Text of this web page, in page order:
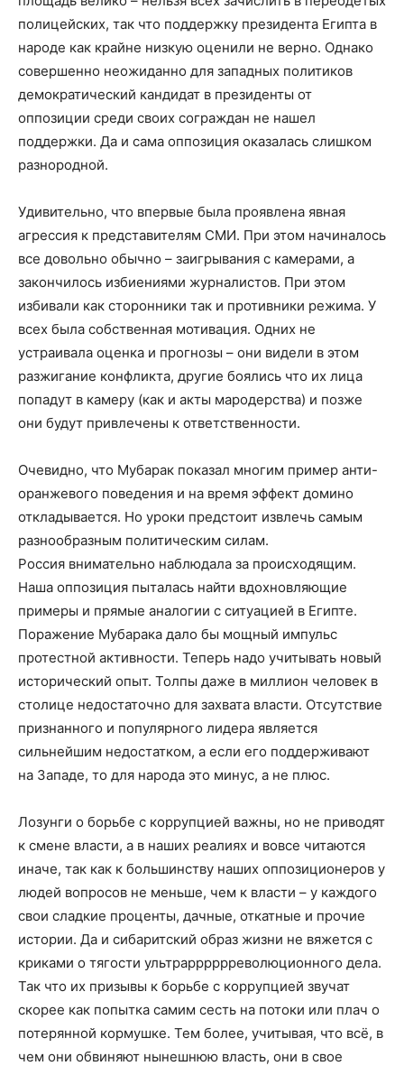
полицейских, так что поддержку президента Египта в
народе как крайне низкую оценили не верно. Однако
совершенно неожиданно для западных политиков
демократический кандидат в президенты от
оппозиции среди своих сограждан не нашел
поддержки. Да и сама оппозиция оказалась слишком
разнородной.
Удивительно, что впервые была проявлена явная
агрессия к представителям СМИ. При этом начиналось
все довольно обычно – заигрывания с камерами, а
закончилось избиениями журналистов. При этом
избивали как сторонники так и противники режима. У
всех была собственная мотивация. Одних не
устраивала оценка и прогнозы – они видели в этом
разжигание конфликта, другие боялись что их лица
попадут в камеру (как и акты мародерства) и позже
они будут привлечены к ответственности.
Очевидно, что Мубарак показал многим пример анти-
оранжевого поведения и на время эффект домино
откладывается. Но уроки предстоит извлечь самым
разнообразным политическим силам.
Россия внимательно наблюдала за происходящим.
Наша оппозиция пыталась найти вдохновляющие
примеры и прямые аналогии с ситуацией в Египте.
Поражение Мубарака дало бы мощный импульс
протестной активности. Теперь надо учитывать новый
исторический опыт. Толпы даже в миллион человек в
столице недостаточно для захвата власти. Отсутствие
признанного и популярного лидера является
сильнейшим недостатком, а если его поддерживают
на Западе, то для народа это минус, а не плюс.
Лозунги о борьбе с коррупцией важны, но не приводят
к смене власти, а в наших реалиях и вовсе читаются
иначе, так как к большинству наших оппозиционеров у
людей вопросов не меньше, чем к власти – у каждого
свои сладкие проценты, дачные, откатные и прочие
истории. Да и сибаритский образ жизни не вяжется с
криками о тягости ультрарррррреволюционного дела.
Так что их призывы к борьбе с коррупцией звучат
скорее как попытка самим сесть на потоки или плач о
потерянной кормушке. Тем более, учитывая, что всё, в
чем они обвиняют нынешнюю власть, они в свое